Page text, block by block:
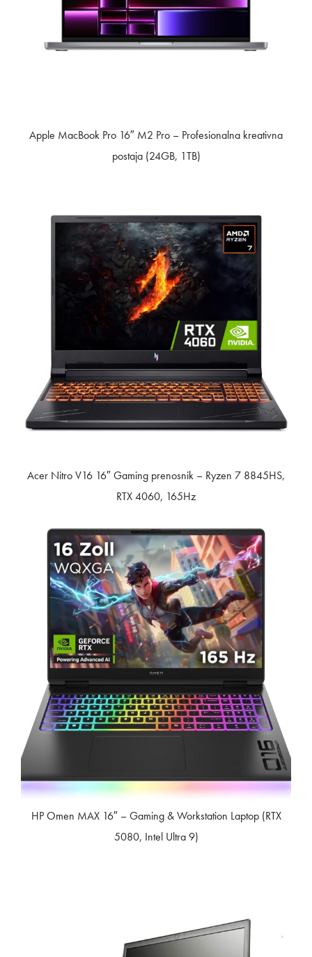
Apple MacBook Pro 16″ M2 Pro – Profesionalna kreativna
postaja (24GB, 1TB)
Acer Nitro V16 16″ Gaming prenosnik – Ryzen 7 8845HS,
RTX 4060, 165Hz
HP Omen MAX 16″ – Gaming & Workstation Laptop (RTX
5080, Intel Ultra 9)